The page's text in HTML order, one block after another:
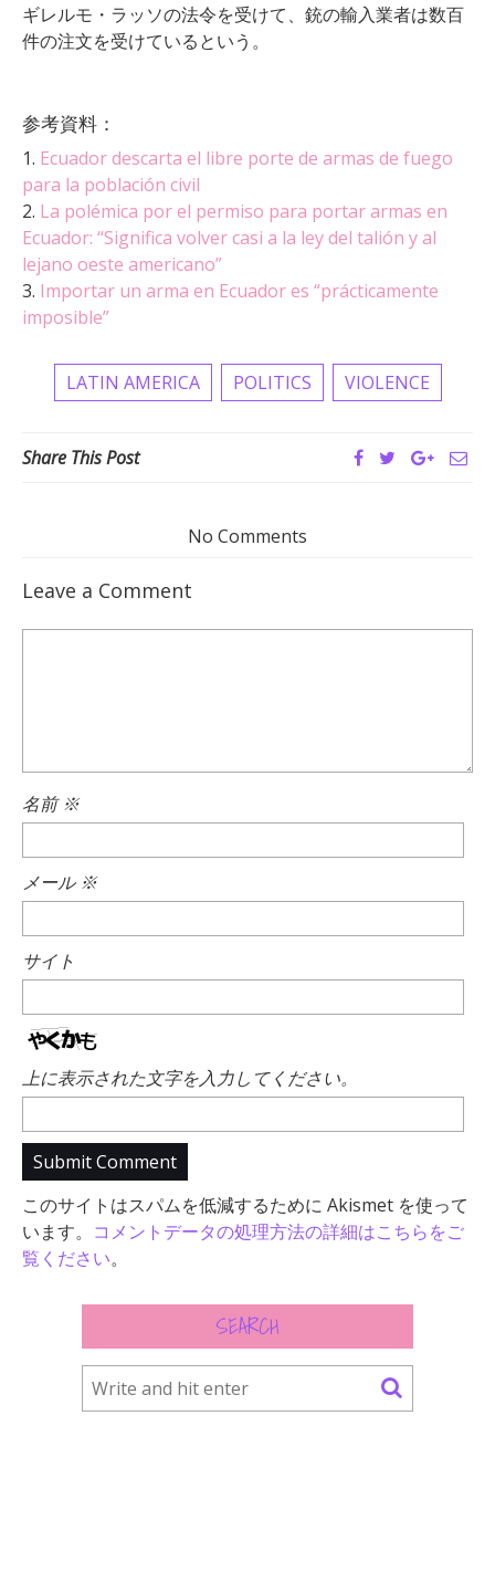
ギレルモ ・ ラッソの法令を受けて、 銃の輸入業者は数百
件の注文を受けているという。
参考資料：
1. Ecuador descarta el libre porte de armas de fuego
para la población civil
2. La polémica por el permiso para portar armas en
Ecuador: “Significa volver casi a la ley del talión y al
lejano oeste americano”
3. Importar un arma en Ecuador es “prácticamente
imposible”
LATIN AMERICA POLITICS VIOLENCE
Share This Post
No Comments
Leave a Comment
名前※
メール ※
サイト
上に表示された文字を入力してください。
このサイトはスパムを低減するために Akismet を使って
います。 コメントデータの処理方法の詳細はこちらをご
覧ください。
SEARCH